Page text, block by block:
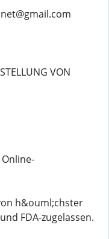
VON
h&ouml;chster
FDA-zugelassen.